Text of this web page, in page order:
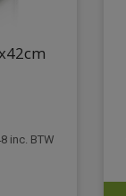
inc. BTW